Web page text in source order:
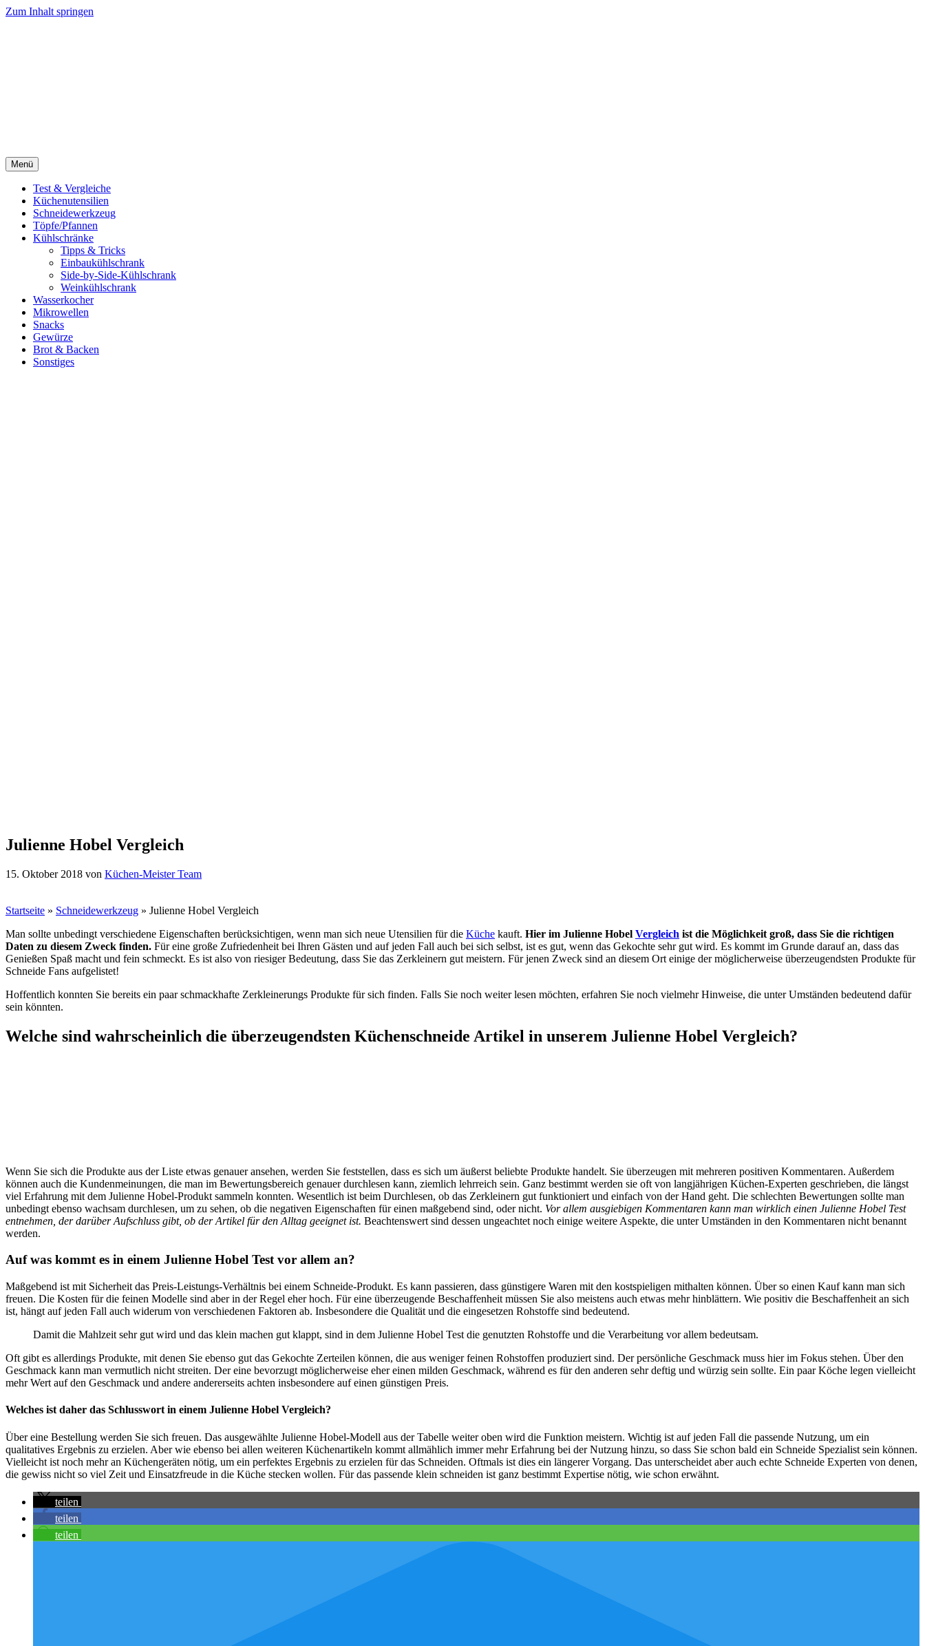
Zum Inhalt springen
Menü
Test & Vergleiche
Küchenutensilien
Schneidewerkzeug
Töpfe/Pfannen
Kühlschränke
Tipps & Tricks
Einbaukühlschrank
Side-by-Side-Kühlschrank
Weinkühlschrank
Wasserkocher
Mikrowellen
Snacks
Gewürze
Brot & Backen
Sonstiges
Julienne Hobel Vergleich
15. Oktober 2018 von Küchen-Meister Team
Startseite » Schneidewerkzeug » Julienne Hobel Vergleich
Man sollte unbedingt verschiedene Eigenschaften berücksichtigen, wenn man sich neue Utensilien für die Küche kauft. Hier im Julienne Hobel Vergleich ist die Möglichkeit groß, dass Sie die richtigen
Daten zu diesem Zweck finden. Für eine große Zufriedenheit bei Ihren Gästen und auf jeden Fall auch bei sich selbst, ist es gut, wenn das Gekochte sehr gut wird. Es kommt im Grunde darauf an, dass das
Genießen Spaß macht und fein schmeckt. Es ist also von riesiger Bedeutung, dass Sie das Zerkleinern gut meistern. Für jenen Zweck sind an diesem Ort einige der möglicherweise überzeugendsten Produkte für
Schneide Fans aufgelistet!
Hoffentlich konnten Sie bereits ein paar schmackhafte Zerkleinerungs Produkte für sich finden. Falls Sie noch weiter lesen möchten, erfahren Sie noch vielmehr Hinweise, die unter Umständen bedeutend dafür
sein könnten.
Welche sind wahrscheinlich die überzeugendsten Küchenschneide Artikel in unserem Julienne Hobel Vergleich?
Wenn Sie sich die Produkte aus der Liste etwas genauer ansehen, werden Sie feststellen, dass es sich um äußerst beliebte Produkte handelt. Sie überzeugen mit mehreren positiven Kommentaren. Außerdem
können auch die Kundenmeinungen, die man im Bewertungsbereich genauer durchlesen kann, ziemlich lehrreich sein. Ganz bestimmt werden sie oft von langjährigen Küchen-Experten geschrieben, die längst
viel Erfahrung mit dem Julienne Hobel-Produkt sammeln konnten. Wesentlich ist beim Durchlesen, ob das Zerkleinern gut funktioniert und einfach von der Hand geht. Die schlechten Bewertungen sollte man
unbedingt ebenso wachsam durchlesen, um zu sehen, ob die negativen Eigenschaften für einen maßgebend sind, oder nicht. Vor allem ausgiebigen Kommentaren kann man wirklich einen Julienne Hobel Test
entnehmen, der darüber Aufschluss gibt, ob der Artikel für den Alltag geeignet ist. Beachtenswert sind dessen ungeachtet noch einige weitere Aspekte, die unter Umständen in den Kommentaren nicht benannt
werden.
Auf was kommt es in einem Julienne Hobel Test vor allem an?
Maßgebend ist mit Sicherheit das Preis-Leistungs-Verhältnis bei einem Schneide-Produkt. Es kann passieren, dass günstigere Waren mit den kostspieligen mithalten können. Über so einen Kauf kann man sich
freuen. Die Kosten für die feinen Modelle sind aber in der Regel eher hoch. Für eine überzeugende Beschaffenheit müssen Sie also meistens auch etwas mehr hinblättern. Wie positiv die Beschaffenheit an sich
ist, hängt auf jeden Fall auch widerum von verschiedenen Faktoren ab. Insbesondere die Qualität und die eingesetzen Rohstoffe sind bedeutend.
Damit die Mahlzeit sehr gut wird und das klein machen gut klappt, sind in dem Julienne Hobel Test die genutzten Rohstoffe und die Verarbeitung vor allem bedeutsam.
Oft gibt es allerdings Produkte, mit denen Sie ebenso gut das Gekochte Zerteilen können, die aus weniger feinen Rohstoffen produziert sind. Der persönliche Geschmack muss hier im Fokus stehen. Über den
Geschmack kann man vermutlich nicht streiten. Der eine bevorzugt möglicherweise eher einen milden Geschmack, während es für den anderen sehr deftig und würzig sein sollte. Ein paar Köche legen vielleicht
mehr Wert auf den Geschmack und andere andererseits achten insbesondere auf einen günstigen Preis.
Welches ist daher das Schlusswort in einem Julienne Hobel Vergleich?
Über eine Bestellung werden Sie sich freuen. Das ausgewählte Julienne Hobel-Modell aus der Tabelle weiter oben wird die Funktion meistern. Wichtig ist auf jeden Fall die passende Nutzung, um ein
qualitatives Ergebnis zu erzielen. Aber wie ebenso bei allen weiteren Küchenartikeln kommt allmählich immer mehr Erfahrung bei der Nutzung hinzu, so dass Sie schon bald ein Schneide Spezialist sein können.
Vielleicht ist noch mehr an Küchengeräten nötig, um ein perfektes Ergebnis zu erzielen für das Schneiden. Oftmals ist dies ein längerer Vorgang. Das unterscheidet aber auch echte Schneide Experten von denen,
die gewiss nicht so viel Zeit und Einsatzfreude in die Küche stecken wollen. Für das passende klein schneiden ist ganz bestimmt Expertise nötig, wie schon erwähnt.
teilen
teilen
teilen